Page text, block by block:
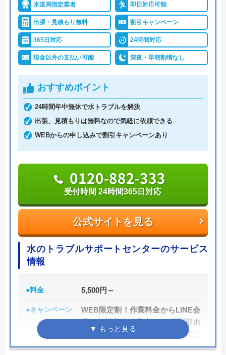
向井洋介
2 年前
5月4日に蛇口から水漏れがあり見積をお願い
いたしました。蛇口交換が必要とのことでし
た。金額は５万円以上とのことでしたが交渉
して５万円にしてもらいました。いざ工事が
終わりカードで支払おうとすると手数料が別
途いるとのことでしたので現金で支払いまし
印紙無しでOKしましたが税務上問題ありで
すよね！業務受け元の指導が悪く業者に上記
の指導をしているとすると税務署の指導・会
計検査が必要です。これ程口コミの悪い店に
お願いした事を反省しています。店のメール
返信もありません。
Googleクチコミを見る
最短30分で駆けつけてくれるので、トイレのつまり
や水漏れ、急な故障など、できるだけ早く対応して
ほしい急なトラブルにも安心です。
業界歴20年以上の経験豊富なスタッフが多く在籍し
ているので、幅広いトラブルに対応できます。ま
た、下請け業者を雇わず、打ち合わせや施工からア
フターフォローまですべて自社で対応するので、適
正価格で質の高いサービスを提供可能です。見積も
りは無料なので、気軽に相談できるでしょう。
公式サイトを見る
0193-77-4067
受付時間 8:00～17:00
神道設備の基本情報
運営会社
所在地
〒027-0053
岩手県宮古市長町1-6-16
対応エリア
水道局指定業者 即日対応可能
出張・見積もり無料 割引キャンペーン
365日対応 24時間対応
現金以外の支払い可能 深夜・早朝割増なし
おすすめポイント
24時間年中無休で水トラブルを解決
出張、見積もりは無料なので気軽に依頼できる
WEBからの申し込みで割引キャンペーンあり
公式サイトを見る
0120-882-333
受付時間 24時間365日対応
水のトラブルサポートセンターのサービス
情報
●料金 5,500円～
●キャンペーン
WEB限定割！作業料金からLINE会
員に無料登録で最大3,000円割引ホ
ームページを見たとお電話の際に
伝えて頂いた方は、作業料金から